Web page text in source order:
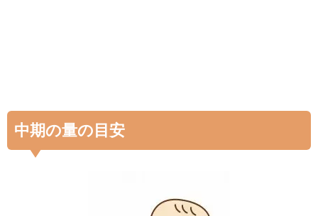
中期の量の目安